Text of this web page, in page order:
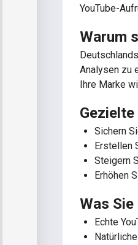
YouTube-
Warum
Analysen zu
Ihre Marke
Sichern
Erstellen
Steigern
Erhöhen
Was
Echte